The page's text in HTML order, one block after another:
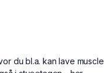
du bl.a. kan lave muscle